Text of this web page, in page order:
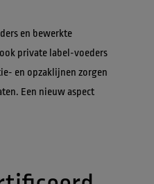
en bewerkte
private label-voeders
en opzaklijnen zorgen
Een nieuw aspect